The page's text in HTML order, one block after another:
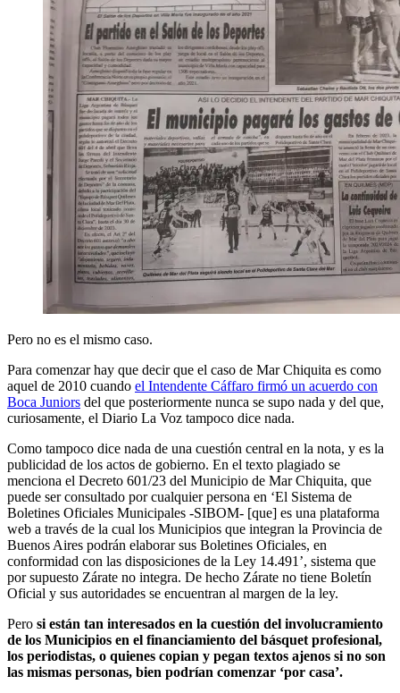
Pero no es el mismo caso.
Para comenzar hay que decir que el caso de Mar Chiquita es como
aquel de 2010 cuando el Intendente Cáffaro firmó un acuerdo con
Boca Juniors del que posteriormente nunca se supo nada y del que,
curiosamente, el Diario La Voz tampoco dice nada.
Como tampoco dice nada de una cuestión central en la nota, y es la
publicidad de los actos de gobierno. En el texto plagiado se
menciona el Decreto 601/23 del Municipio de Mar Chiquita, que
puede ser consultado por cualquier persona en ‘El Sistema de
Boletines Oficiales Municipales -SIBOM- [que] es una plataforma
web a través de la cual los Municipios que integran la Provincia de
Buenos Aires podrán elaborar sus Boletines Oficiales, en
conformidad con las disposiciones de la Ley 14.491’, sistema que
por supuesto Zárate no integra. De hecho Zárate no tiene Boletín
Oficial y sus autoridades se encuentran al margen de la ley.
Pero si están tan interesados en la cuestión del involucramiento
de los Municipios en el financiamiento del básquet profesional,
los periodistas, o quienes copian y pegan textos ajenos si no son
las mismas personas, bien podrían comenzar ‘por casa’.